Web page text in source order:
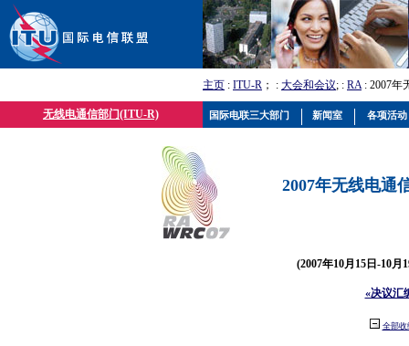
主页 : ITU-R ； : 大会和会议; : RA: 2007年
无线电通信部门(ITU-R)
2007年无线电通
(2007年10月15日-10月
«决议汇
全部收
国际电联三大部门 新闻室 各项活动